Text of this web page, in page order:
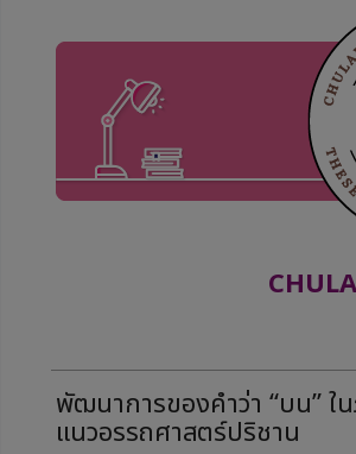
พัฒนาการของคำว่า “บน” ใ
แนวอรรถศาสตร์ปริชาน